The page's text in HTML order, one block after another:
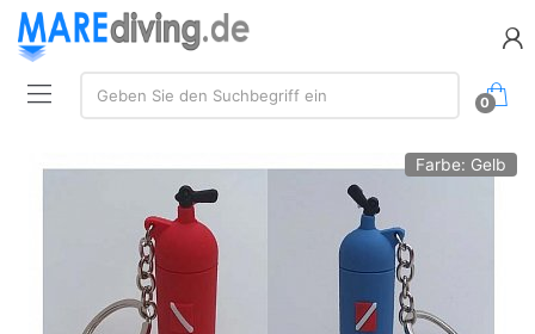
Suche:
Geben Sie den Suchbegriff ein
0
Farbe: Gelb